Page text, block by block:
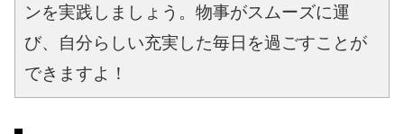
ンを実践しましょう。物事がスムーズに運
び、自分らしい充実した毎日を過ごすことが
できますよ！